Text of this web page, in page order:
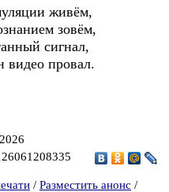
живём,
зовём,
сигнал,
видео провал.
/ Разместить анонс /